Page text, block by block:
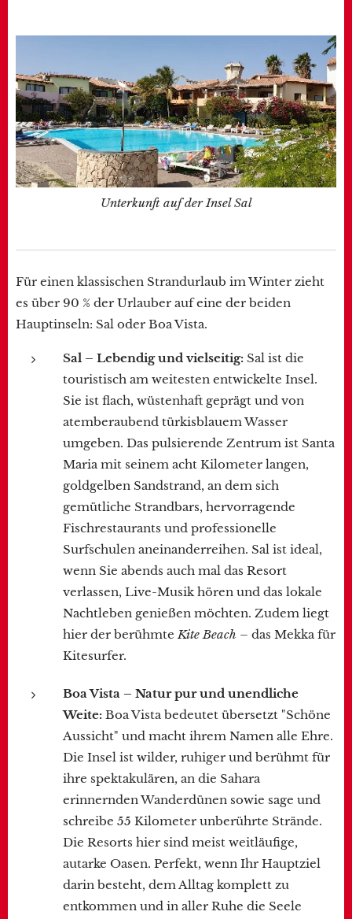
Unterkunft auf der Insel Sal
Für einen klassischen Strandurlaub im Winter zieht
es über 90 % der Urlauber auf eine der beiden
Hauptinseln: Sal oder Boa Vista.
Sal – Lebendig und vielseitig: Sal ist die
touristisch am weitesten entwickelte Insel.
Sie ist flach, wüstenhaft geprägt und von
atemberaubend türkisblauem Wasser
umgeben. Das pulsierende Zentrum ist Santa
Maria mit seinem acht Kilometer langen,
goldgelben Sandstrand, an dem sich
gemütliche Strandbars, hervorragende
Fischrestaurants und professionelle
Surfschulen aneinanderreihen. Sal ist ideal,
wenn Sie abends auch mal das Resort
verlassen, Live-Musik hören und das lokale
Nachtleben genießen möchten. Zudem liegt
hier der berühmteKite Beach – das Mekka für
Kitesurfer.
Boa Vista – Natur pur und unendliche
Weite: Boa Vista bedeutet übersetzt "Schöne
Aussicht" und macht ihrem Namen alle Ehre.
Die Insel ist wilder, ruhiger und berühmt für
ihre spektakulären, an die Sahara
erinnernden Wanderdünen sowie sage und
schreibe 55 Kilometer unberührte Strände.
Die Resorts hier sind meist weitläufige,
autarke Oasen. Perfekt, wenn Ihr Hauptziel
darin besteht, dem Alltag komplett zu
entkommen und in aller Ruhe die Seele